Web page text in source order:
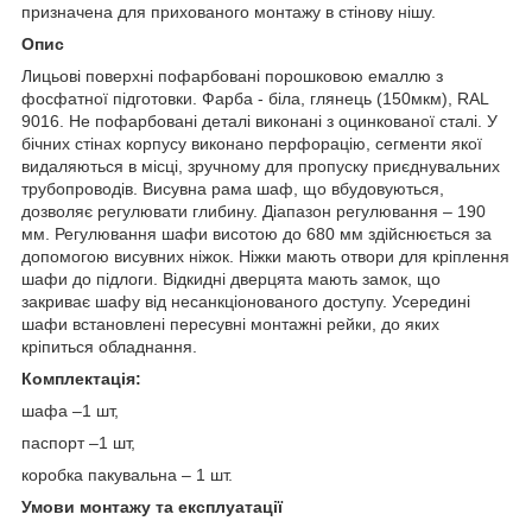
призначена для прихованого монтажу в стінову нішу.
Опис
Лицьові поверхні пофарбовані порошковою емаллю з
фосфатної підготовки. Фарба - біла, глянець (150мкм), RAL
9016. Не пофарбовані деталі виконані з оцинкованої сталі. У
бічних стінах корпусу виконано перфорацію, сегменти якої
видаляються в місці, зручному для пропуску приєднувальних
трубопроводів. Висувна рама шаф, що вбудовуються,
дозволяє регулювати глибину. Діапазон регулювання – 190
мм. Регулювання шафи висотою до 680 мм здійснюється за
допомогою висувних ніжок. Ніжки мають отвори для кріплення
шафи до підлоги. Відкидні дверцята мають замок, що
закриває шафу від несанкціонованого доступу. Усередині
шафи встановлені пересувні монтажні рейки, до яких
кріпиться обладнання.
Комплектація:
шафа –1 шт,
паспорт –1 шт,
коробка пакувальна – 1 шт.
Умови монтажу та експлуатації